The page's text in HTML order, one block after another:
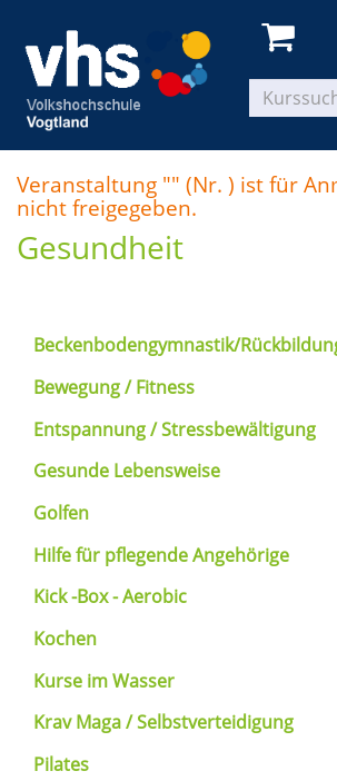
Veranstaltung "" (Nr. ) ist für
nicht freigegeben.
Gesundheit
Beckenbodengymnastik/
Bewegung / Fitness
Entspannung / Stressbewältigung
Gesunde Lebensweise
Golfen
Hilfe für pflegende Angehörige
Kick -Box - Aerobic
Kochen
Kurse im Wasser
Krav Maga / Selbstverteidigung
Pilates